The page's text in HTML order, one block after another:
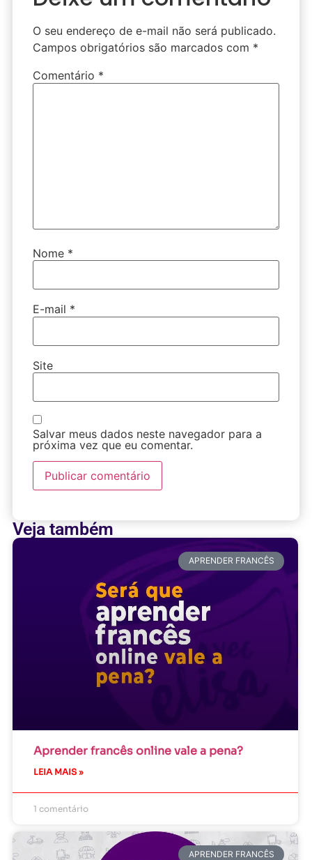
O seu endereço de e-mail não será publicado.
Campos obrigatórios são marcados com *
Comentário *
Nome *
E-mail *
Site
Salvar meus dados neste navegador para a
próxima vez que eu comentar.
Veja também
APRENDER FRANCÊS
Aprender francês online vale a pena?
LEIA MAIS »
1 comentário
APRENDER FRANCÊS